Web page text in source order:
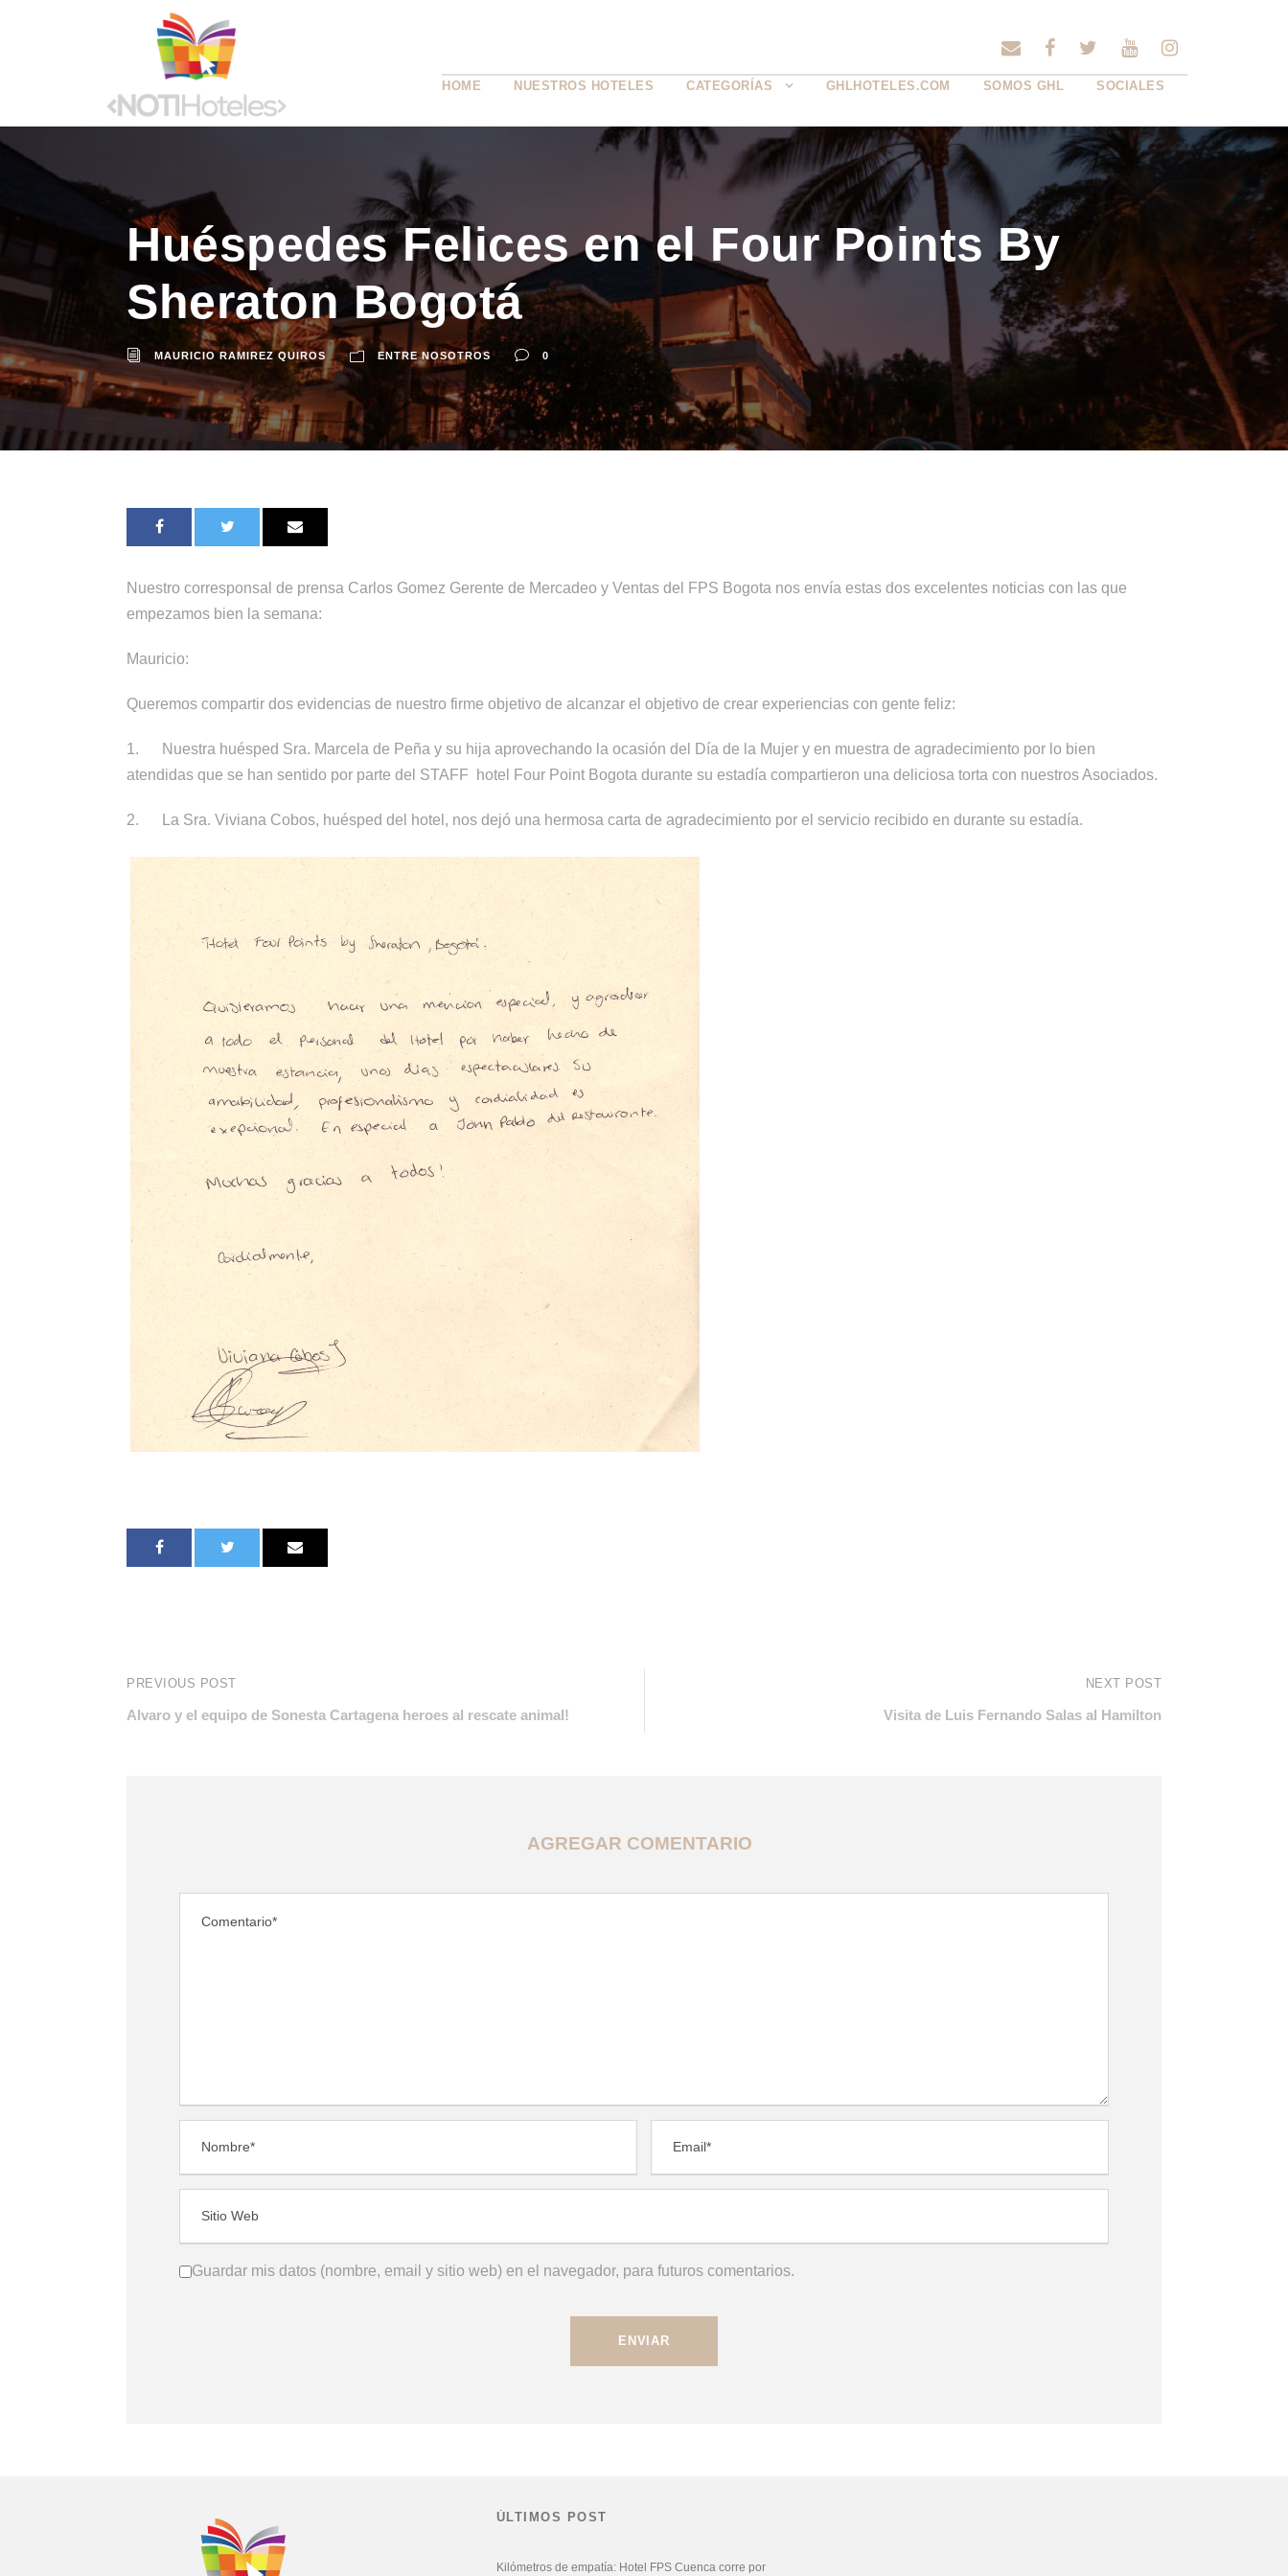
HOME NUESTROS HOTELES CATEGORÍAS GHLHOTELES.COM SOMOS GHL SOCIALES
Huéspedes Felices en el Four Points By
Sheraton Bogotá
MAURICIO RAMIREZ QUIROS ENTRE NOSOTROS 0
Nuestro corresponsal de prensa Carlos Gomez Gerente de Mercadeo y Ventas del FPS Bogota nos envía estas dos excelentes noticias con las que
empezamos bien la semana:
Mauricio:
Queremos compartir dos evidencias de nuestro firme objetivo de alcanzar el objetivo de crear experiencias con gente feliz:
1.
Nuestra huésped Sra. Marcela de Peña y su hija aprovechando la ocasión del Día de la Mujer y en muestra de agradecimiento por lo bien
atendidas que se han sentido por parte del STAFF hotel Four Point Bogota durante su estadía compartieron una deliciosa torta con nuestros Asociados.
2. La Sra. Viviana Cobos, huésped del hotel, nos dejó una hermosa carta de agradecimiento por el servicio recibido en durante su estadía.
PREVIOUS POST
Alvaro y el equipo de Sonesta Cartagena heroes al rescate animal!
NEXT POST
Visita de Luis Fernando Salas al Hamilton
AGREGAR COMENTARIO
Guardar mis datos (nombre, email y sitio web) en el navegador, para futuros comentarios.
ÚLTIMOS POST
Kilómetros de empatía: Hotel FPS Cuenca corre por